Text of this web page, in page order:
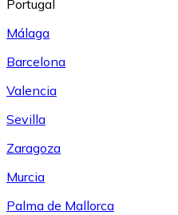
Portugal
Málaga
Barcelona
Valencia
Sevilla
Zaragoza
Murcia
Palma de Mallorca